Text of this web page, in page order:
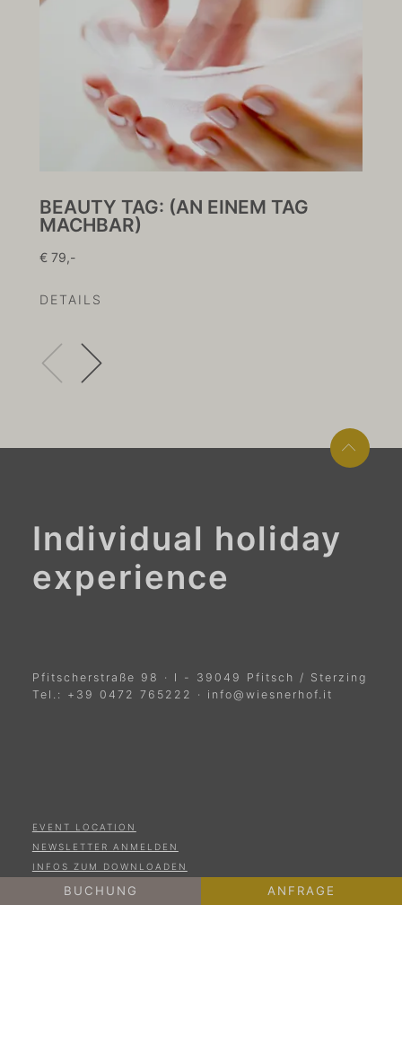
ANFRAGE
BUCHUNG
BEAUTY TAG: (AN EINEM TAG
MACHBAR)
€ 79,-
DETAILS
Individual holiday
experience
Pfitscherstraße 98 · I - 39049
Pfitsch / Sterzing
Tel.: +39 0472 765222 · info@wiesnerhof.it
EVENT LOCATION
NEWSLETTER ANMELDEN
INFOS ZUM DOWNLOADEN
FOTOGALERIE
WETTER